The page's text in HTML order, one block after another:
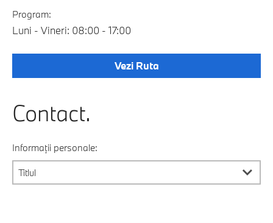
Program:
Luni - Vineri: 08:00 - 17:00
Vezi Ruta
Contact.
Informații personale: